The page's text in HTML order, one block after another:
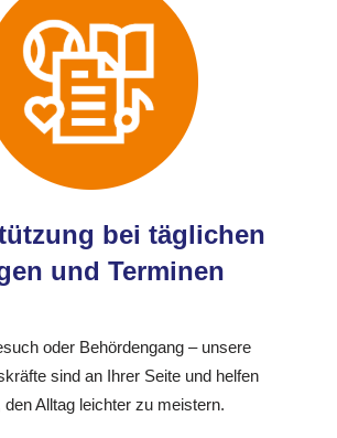
bei täglichen
und Terminen
oder Behördengang – unsere
sind an Ihrer Seite und helfen
den Alltag leichter zu meistern.